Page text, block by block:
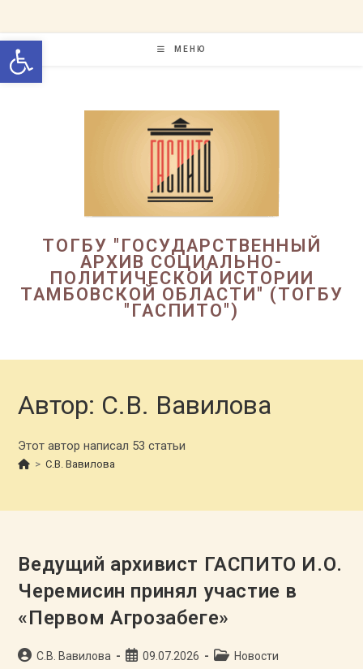
Открыть панель
содержимому
МЕНЮ
ТОГБУ "ГОСУДАРСТВЕННЫЙ
АРХИВ СОЦИАЛЬНО-
ПОЛИТИЧЕСКОЙ ИСТОРИИ
ТАМБОВСКОЙ ОБЛАСТИ" (ТОГБУ
"ГАСПИТО")
Автор: С.В. Вавилова
Этот автор написал 53 статьи
> С.В. Вавилова
Ведущий архивист ГАСПИТО И.О.
Черемисин принял участие в
«Первом Агрозабеге»
АвторС.В. Вавилова
Запись09.07.2026
РубрикаНовости